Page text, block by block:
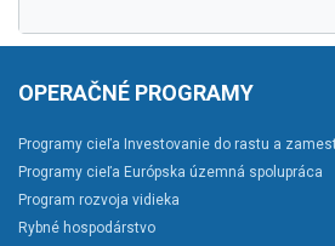
OPERAČNÉ PROGRAMY
Programy cieľa Investovanie do rastu a
Programy cieľa Európska územná spolupráca
Program rozvoja vidieka
Rybné hospodárstvo